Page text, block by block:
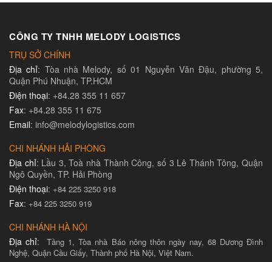
CÔNG TY TNHH MELODY LOGISTICS
TRỤ SỞ CHÍNH
Địa chỉ: Tòa nhà Melody, số 01 Nguyễn Văn Đậu, phường 5,
Quận Phú Nhuận, TP.HCM
Điện thoại: +84.28 355 11 657
Fax: +84.28 355 11 675
Email: info@melodylogistics.com
CHI NHÁNH HẢI PHÒNG
Địa chỉ: Lầu 3, Toà nhà Thành Công, số 3 Lê Thánh Tông, Quận
Ngô Quyền, TP. Hải Phòng
Điện thoại: +84 225 3250 918
Fax: +84 225 3250 919
CHI NHÁNH HÀ NỘI
Địa chỉ:
Tầng 1, Tòa nhà Báo nông thôn ngày nay, 68 Dương Đình
Nghệ, Quận Cầu Giấy, Thành phố Hà Nội, Việt Nam.